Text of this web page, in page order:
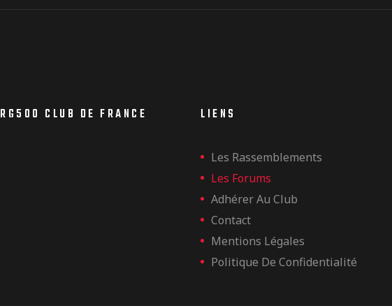
RG500 CLUB DE FRANCE LIENS
Les Rassemblements
Les Forums
Adhérer Au Club
Contact
Mentions Légales
Politique De Confidentialité